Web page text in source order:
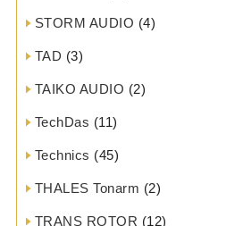
STORM AUDIO (4)
TAD (3)
TAIKO AUDIO (2)
TechDas (11)
Technics (45)
THALES Tonarm (2)
TRANS ROTOR (12)